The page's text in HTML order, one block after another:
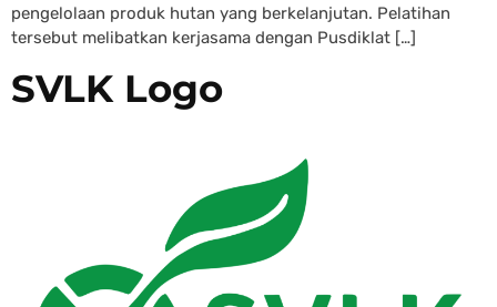
pengelolaan produk hutan yang berkelanjutan. Pelatihan
tersebut melibatkan kerjasama dengan Pusdiklat […]
SVLK Logo